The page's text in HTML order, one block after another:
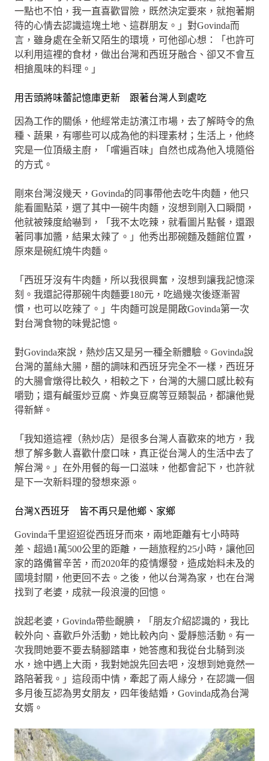
一點也不怕，我一直喜歡冒險，既然決定要來，就抱著期
待的心情去認識這塊土地、這群朋友。」對Govinda而
言，雖身處在全新又陌生的環境，可他卻心想：「也許可
以利用這裡的食材，做出台灣和西班牙融合、卻又不會互
相搶風味的料理。」
用舌頭將味蕾記憶庫更新 跟著台灣人到處吃
因為工作的關係，他經常走訪濱江市場，去了解時令的魚
種、蔬果，有哪些可以成為他的料理素材；生活上，他終
究是一位頂級主廚，「嚐遍百味」自然也成為他入境隨俗
的方式。
剛來台灣沒幾天，Govinda的同事帶他去吃牛肉麵，他只
能看圖點菜，選了其中一碗牛肉麵，沒想到剛入口瞬間，
他就被辣度給嚇到，「我不太吃辣，就看圖片點餐，還跟
著同事加醬，結果太辣了。」他秀出那碗麵及麵館位置，
原來是碗紅燒牛肉麵。
「西班牙沒有牛肉麵，所以我很興奮，沒想到讓我記憶深
刻。我還記得那碗牛肉麵要180元，吃過幾次後逐漸習
慣，也可以吃辣了。」牛肉麵可說是開啟Govinda第一次
對台灣食物的味覺記憶。
對Govinda來說，熱炒店又是另一種全新體驗。Govinda說
台灣的薑絲大腸，醋的調味和西班牙完全不一樣，西班牙
的大腸會燉得比較久，相較之下，台灣的大腸口感比較有
嚼勁；還有鹹蛋炒豆腐、炸臭豆腐等豆類製品，都讓他覺
得新鮮。
「我知道這裡（熱炒店）是很多台灣人喜歡來的地方，我
想了解多數人喜歡什麼口味，真正從台灣人的生活中去了
解台灣。」在外用餐的每一口滋味，他都會記下，也許就
是下一次新料理的發想來源。
台灣X西班牙 皆不再只是他鄉、家鄉
Govinda千里迢迢從西班牙而來，兩地距離有七小時時
差、超過1萬500公里的距離，一趟旅程約25小時，讓他回
家的路備嘗辛苦，而2020年的疫情爆發，造成始料未及的
國境封關，他更回不去。之後，他以台灣為家，也在台灣
找到了老婆，成就一段浪漫的回憶。
說起老婆，Govinda帶些靦腆，「朋友介紹認識的，我比
較外向、喜歡戶外活動，她比較內向、愛靜態活動。有一
次我問她要不要去騎腳踏車，她答應和我從台北騎到淡
水，途中遇上大雨，我對她說先回去吧，沒想到她竟然一
路陪著我。」這段雨中情，牽起了兩人緣分，在認識一個
多月後互認為男女朋友，四年後結婚，Govinda成為台灣
女婿。